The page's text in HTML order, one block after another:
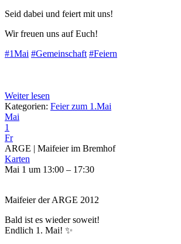
Seid dabei und feiert mit uns!
Wir freuen uns auf Euch!
#1Mai #Gemeinschaft #Feiern
Weiter lesen
Kategorien: Feier zum 1.Mai
Mai
1
Fr
ARGE | Maifeier im Bremhof
Karten
Mai 1 um 13:00 – 17:30
Maifeier der ARGE 2012
Bald ist es wieder soweit!
Endlich 1. Mai! ✨